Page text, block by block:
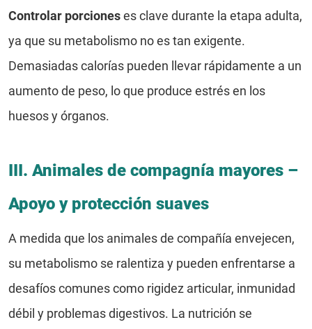
Controlar porcioneses clave durante la etapa adulta,
ya que su metabolismo no es tan exigente.
Demasiadas calorías pueden llevar rápidamente a un
aumento de peso, lo que produce estrés en los
huesos y órganos.
III. Animales de compagnía mayores –
Apoyo y protección suaves
A medida que los animales de compañía envejecen,
su metabolismo se ralentiza y pueden enfrentarse a
desafíos comunes como rigidez articular, inmunidad
débil y problemas digestivos. La nutrición se